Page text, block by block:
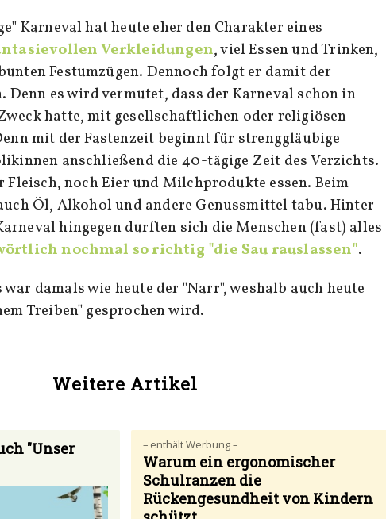
Karneval hat heute eher den Charakter eines
Verkleidungen, viel Essen und Trinken,
Festumzügen. Dennoch folgt er damit der
es wird vermutet, dass der Karneval schon in
hatte, mit gesellschaftlichen oder religiösen
mit der Fastenzeit beginnt für strenggläubige
anschließend die 40-tägige Zeit des Verzichts.
noch Eier und Milchprodukte essen. Beim
Öl, Alkohol und andere Genussmittel tabu. Hinter
hingegen durften sich die Menschen (fast) alles
nochmal so richtig "die Sau rauslassen".
damals wie heute der "Narr", weshalb auch heute
Treiben" gesprochen wird.
Weitere Artikel
"Unser
– enthält Werbung –
Warum ein ergonomischer
Schulranzen die
Rückengesundheit von Kindern